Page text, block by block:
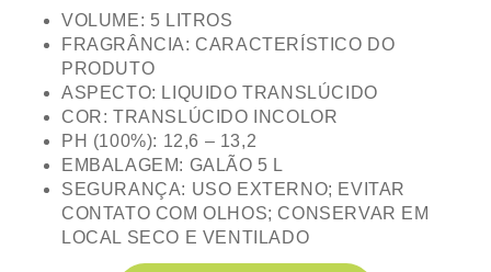
VOLUME: 5 LITROS
FRAGRÂNCIA: CARACTERÍSTICO DO
PRODUTO
ASPECTO: LIQUIDO TRANSLÚCIDO
COR: TRANSLÚCIDO INCOLOR
PH (100%): 12,6 – 13,2
EMBALAGEM: GALÃO 5 L
SEGURANÇA: USO EXTERNO; EVITAR
CONTATO COM OLHOS; CONSERVAR EM
LOCAL SECO E VENTILADO